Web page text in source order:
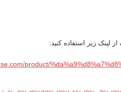
لینک زیر استفاده کنید:
product/